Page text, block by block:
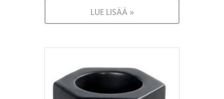
LUE LISÄÄ »